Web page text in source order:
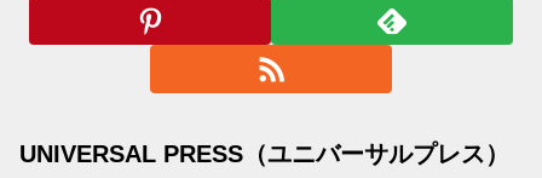
UNIVERSAL PRESS（ユニバーサルプレス）